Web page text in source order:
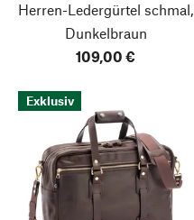
Herren-Ledergürtel schmal,
Dunkelbraun
109,00 €
Exklusiv